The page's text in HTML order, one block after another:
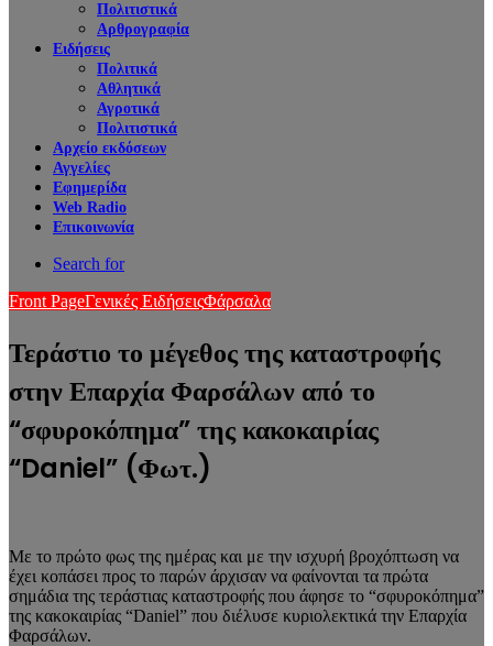
Πολιτιστικά
Αρθρογραφία
Ειδήσεις
Πολιτικά
Αθλητικά
Αγροτικά
Πολιτιστικά
Αρχείο εκδόσεων
Αγγελίες
Εφημερίδα
Web Radio
Επικοινωνία
Search for
Front PageΓενικές ΕιδήσειςΦάρσαλα
Τεράστιο το μέγεθος της καταστροφής
στην Επαρχία Φαρσάλων από το
“σφυροκόπημα” της κακοκαιρίας
“Daniel” (Φωτ.)
Με το πρώτο φως της ημέρας και με την ισχυρή βροχόπτωση να
έχει κοπάσει προς το παρών άρχισαν να φαίνονται τα πρώτα
σημάδια της τεράστιας καταστροφής που άφησε το “σφυροκόπημα”
της κακοκαιρίας “Daniel” που διέλυσε κυριολεκτικά την Επαρχία
Φαρσάλων.